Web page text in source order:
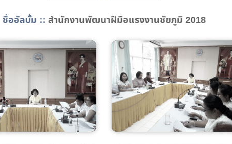
ชื่ออัลบั้ม :: สำนักงานพัฒนาฝีมือแรงงานชัยภูมิ 2018